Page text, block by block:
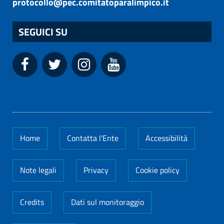
SEGUICI SU
Home Contatta l'Ente Accessibilità
Note legali Privacy Cookie policy
Credits Dati sul monitoraggio